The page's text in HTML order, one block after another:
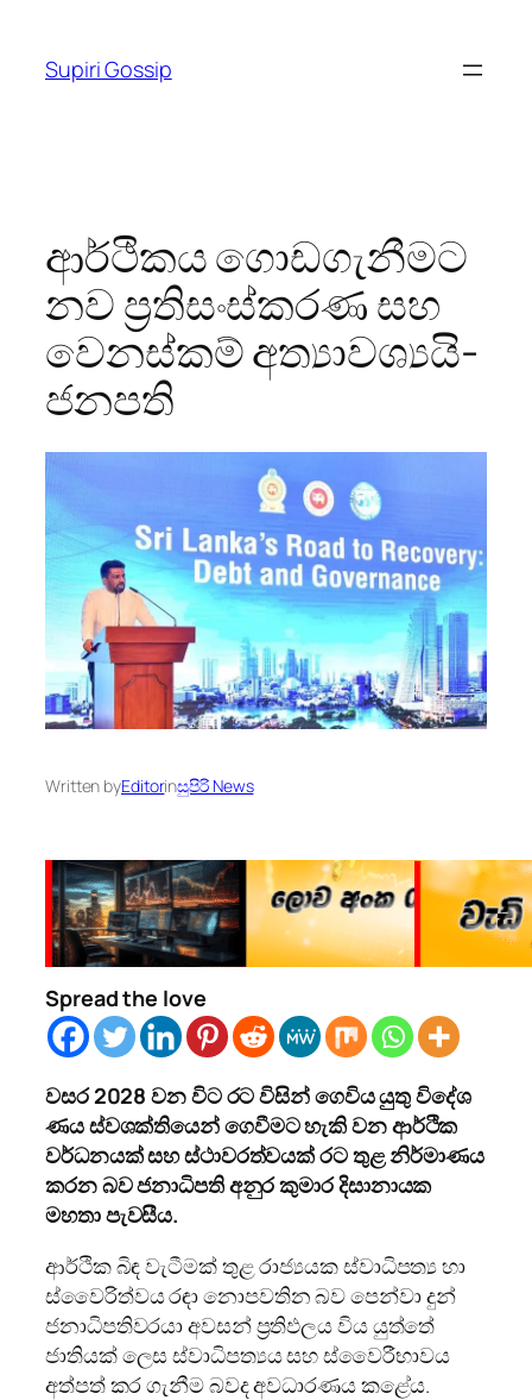
content
Supiri Gossip
ආර්ථිකය ගොඩගැනීමට
නව ප්‍රතිසංස්කරණ සහ
වෙනස්කම් අත්‍යාවශ්‍යයි-
ජනපති
Written byEditorinසුපිරි News
Spread the love
වසර 2028 වන විට රට විසින් ගෙවිය යුතු විදේශ
ණය ස්වශක්තියෙන් ගෙවීමට හැකි වන ආර්ථික
වර්ධනයක් සහ ස්ථාවරත්වයක් රට තුළ නිර්මාණය
කරන බව ජනාධිපති අනුර කුමාර දිසානායක
මහතා පැවසීය.
ආර්ථික බිඳ වැටීමක් තුළ රාජ්‍යයක ස්වාධිපත්‍ය හා
ස්වෛරිත්වය රඳා නොපවතින බව පෙන්වා දුන්
ජනාධිපතිවරයා අවසන් ප්‍රතිඵලය විය යුත්තේ
ජාතියක් ලෙස ස්වාධිපත්‍යය සහ ස්වෛරීභාවය
අත්පත් කර ගැනීම බවද අවධාරණය කළේය.